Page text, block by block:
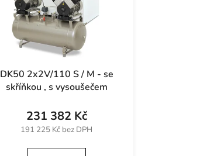
DK50 2x2V/110 S / M - se
skříňkou , s vysoušečem
191 225 Kč bez DPH
231 382 Kč